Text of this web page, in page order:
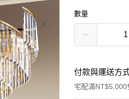
數量
付款與運送方
宅配滿NT$5,000